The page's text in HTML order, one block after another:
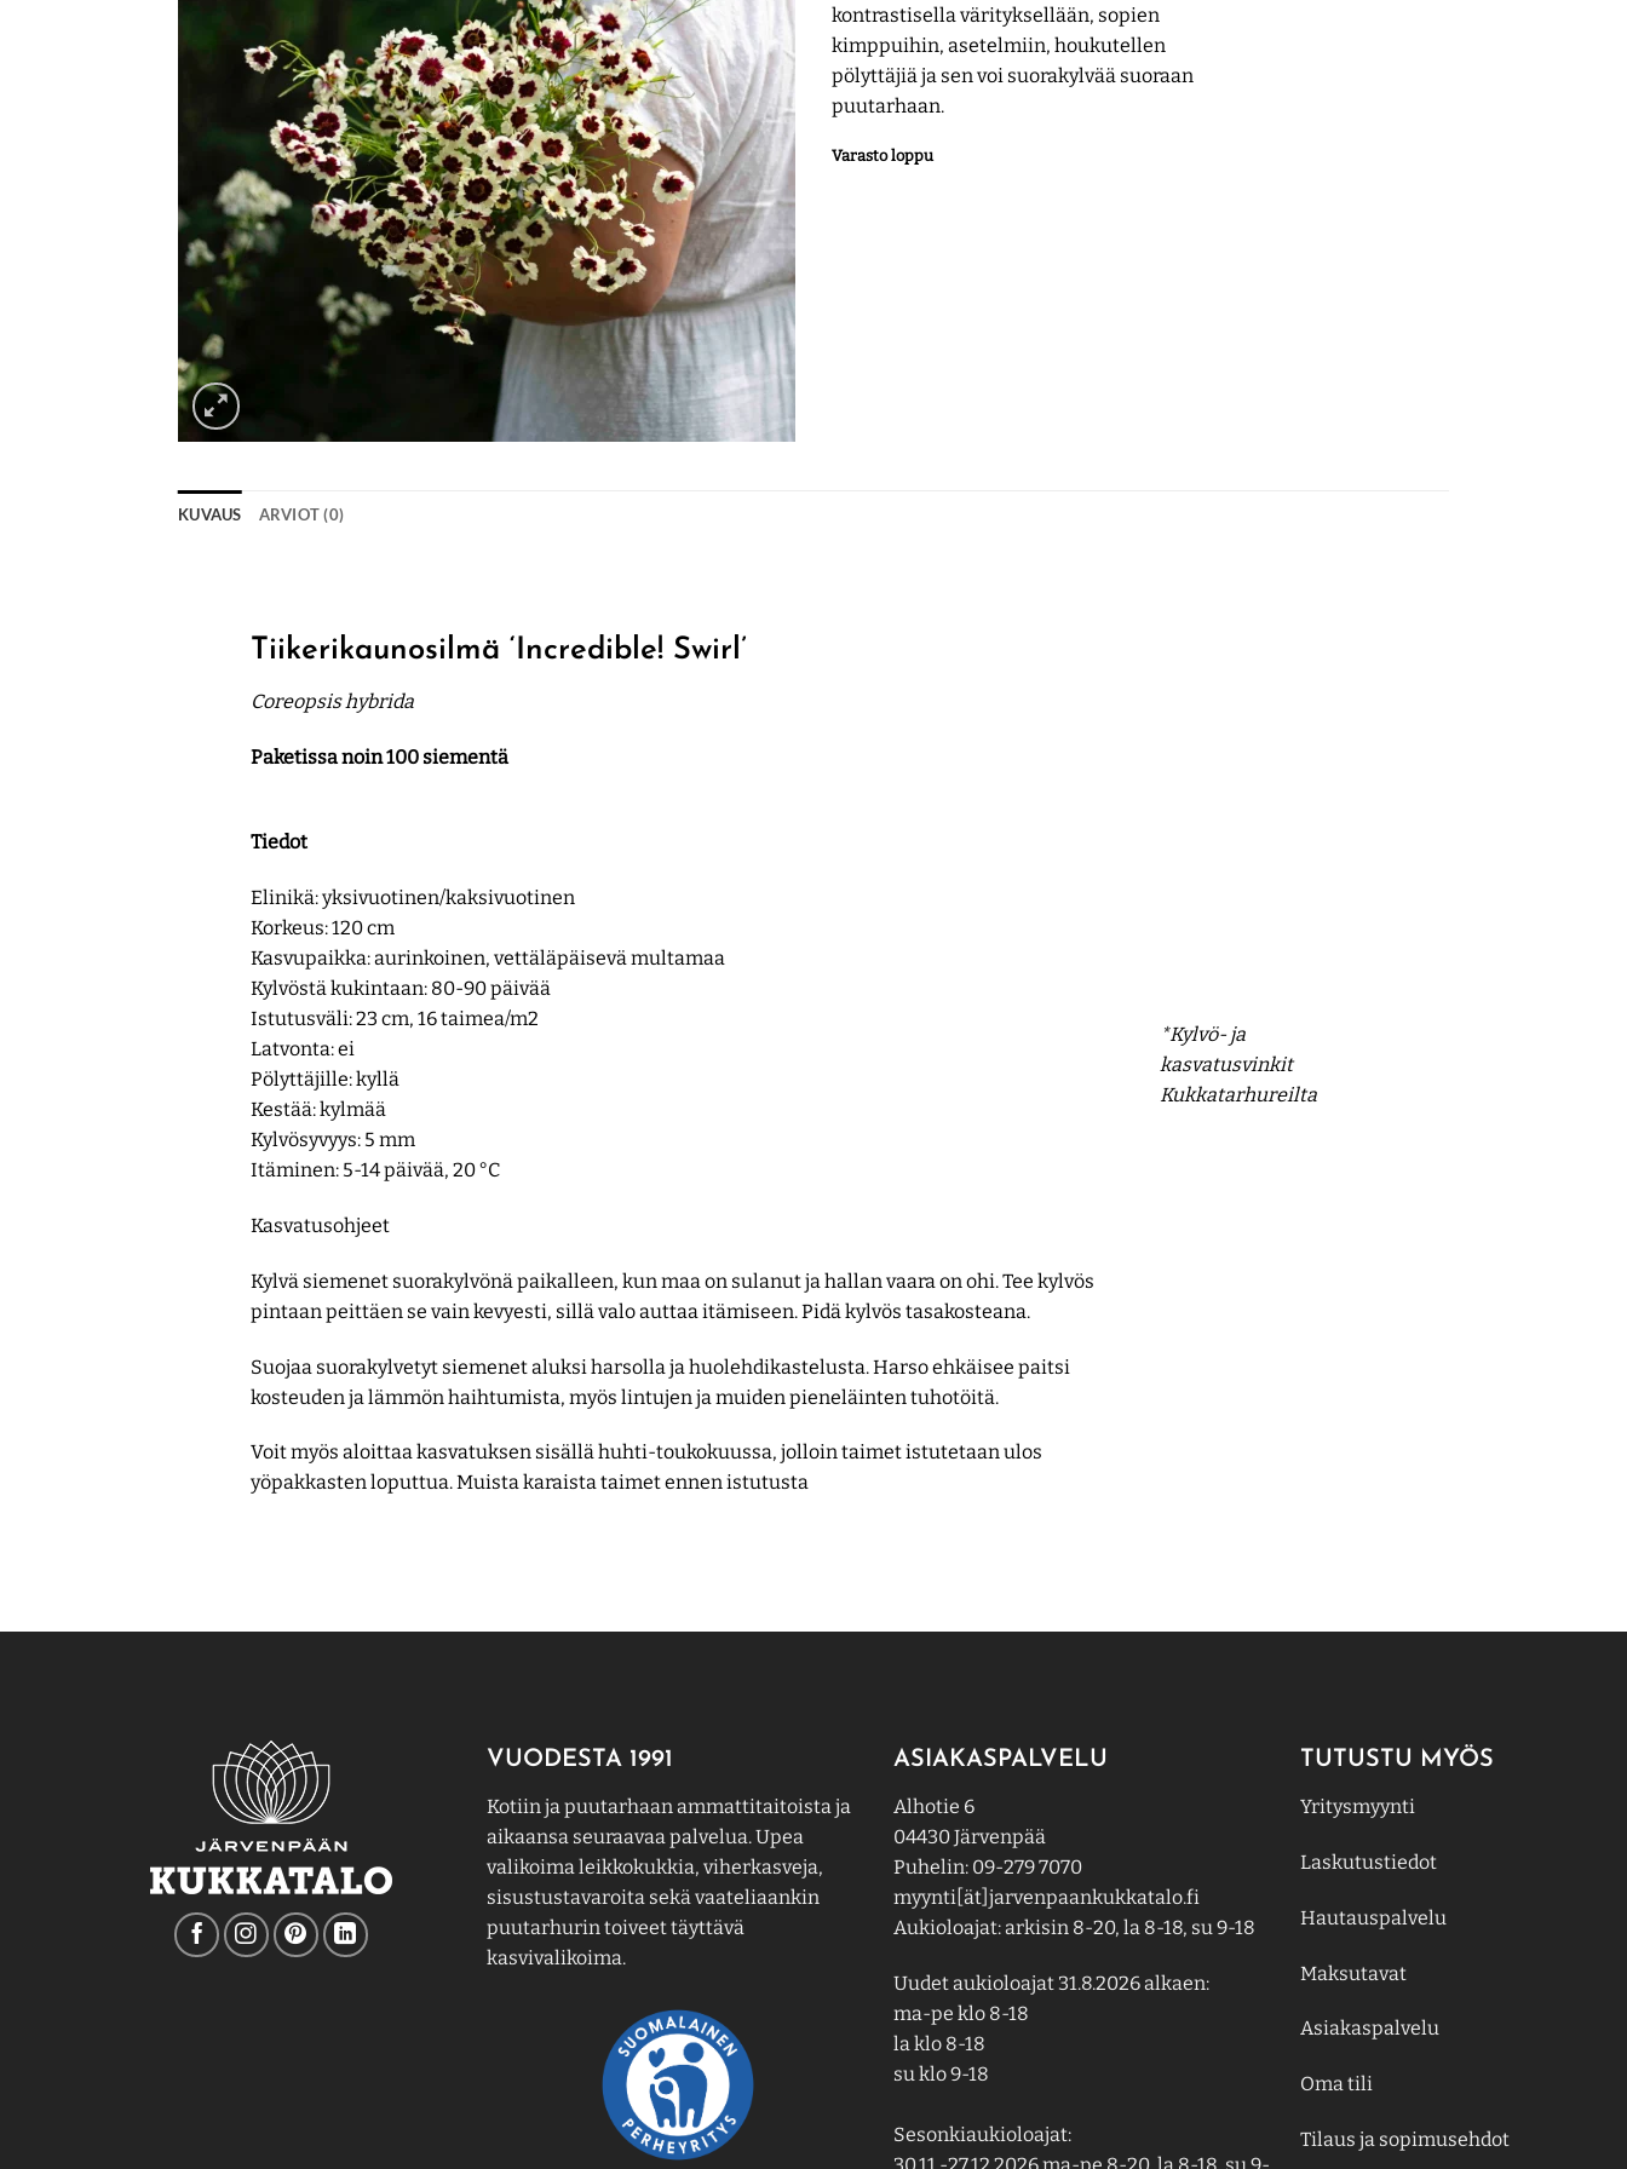
kontrastisella värityksellään, sopien
kimppuihin, asetelmiin, houkutellen
pölyttäjiä ja sen voi suorakylvää suoraan
puutarhaan.
Varasto loppu
KUVAUS ARVIOT (0)
Tiikerikaunosilmä ‘Incredible! Swirl’
Coreopsis hybrida
Paketissa noin 100 siementä
Tiedot
Elinikä: yksivuotinen/kaksivuotinen
Korkeus: 120 cm
Kasvupaikka: aurinkoinen, vettäläpäisevä multamaa
Kylvöstä kukintaan: 80-90 päivää
Istutusväli: 23 cm, 16 taimea/m2
Latvonta: ei
Pölyttäjille: kyllä
Kestää: kylmää
Kylvösyvyys: 5 mm
Itäminen: 5-14 päivää, 20 °C
Kasvatusohjeet
Kylvä siemenet suorakylvönä paikalleen, kun maa on sulanut ja hallan vaara on ohi. Tee kylvös
pintaan peittäen se vain kevyesti, sillä valo auttaa itämiseen. Pidä kylvös tasakosteana.
Suojaa suorakylvetyt siemenet aluksi harsolla ja huolehdikastelusta. Harso ehkäisee paitsi
kosteuden ja lämmön haihtumista, myös lintujen ja muiden pieneläinten tuhotöitä.
Voit myös aloittaa kasvatuksen sisällä huhti-toukokuussa, jolloin taimet istutetaan ulos
yöpakkasten loputtua. Muista karaista taimet ennen istutusta
*Kylvö- ja
kasvatusvinkit
Kukkatarhureilta
VUODESTA 1991
Kotiin ja puutarhaan ammattitaitoista ja
aikaansa seuraavaa palvelua. Upea
valikoima leikkokukkia, viherkasveja,
sisustustavaroita sekä vaateliaankin
puutarhurin toiveet täyttävä
kasvivalikoima.
ASIAKASPALVELU
Alhotie 6
04430 Järvenpää
Puhelin: 09-279 7070
myynti[ät]jarvenpaankukkatalo.fi
Aukioloajat: arkisin 8-20, la 8-18, su 9-18
Uudet aukioloajat 31.8.2026 alkaen:
ma-pe klo 8-18
la klo 8-18
su klo 9-18
Sesonkiaukioloajat:
TUTUSTU MYÖS
Yritysmyynti
Laskutustiedot
Hautauspalvelu
Maksutavat
Asiakaspalvelu
Oma tili
Tilaus ja sopimusehdot